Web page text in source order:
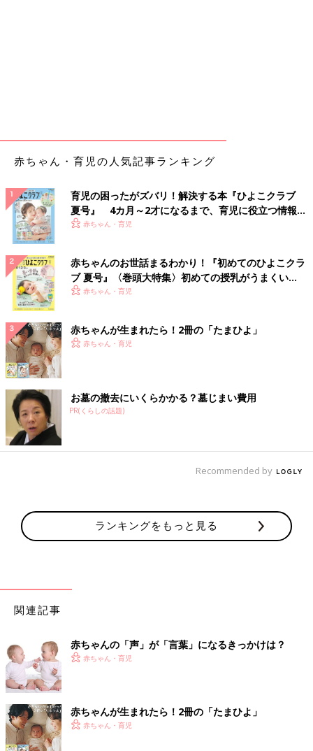
声が、言葉として聞き取れなくても日本語かどうかは何となくリ
ズムでわかりますよね。それと同じようなことです。
――胎教として、声かけの効果はあるのでしょうか？
針生 お母さんの脈拍や血圧の変化など、声かけ以外にもさまざ
まな要素が影響していると考えられるので、声かけだけを切り取
って、それがどう影響しているかということは何とも言えませ
ん。「声かけをすればいい」という単純な話ではないので、無理
して「声をかけなきゃ」と頑張るほどではないと思います。お母
さんが自然体でいられることのほうが大事ではないでしょうか。
――同じく胎教として、「クラシック音楽を聴かせるといい」と
いう話も耳にしますが、これも赤ちゃんに音楽が届いていること
よりも、お母さんがリラックスしている効果のほうが大きいので
しょうか？
針生 音楽を聴かせた場合と、聴かせなかった場合を比較して調
べられているわけではないのでわかりませんが、いずれにしても
お母さん自身がハッピーであることがいちばんなので、「この子
のために」と自分が好きでもないことを無理して実践するより
も、自分の好きなことをしているほうがいいと思います。その一
い」「これはしないほうがいい」といった情報にふりまわされ
て、赤ちゃんよりも大人のほうが精神的に参ってしまうこともあ
ります。黙っていても赤ちゃんはお母さんから栄養をとっていき
お話・監修／針生悦子先生 取材・文／香川 誠、ひよこクラブ
声かけの言葉が赤ちゃんに届きにくいと聞いて、少しガッカリし
たママ・パパもいるかもしれません。しかし生まれてすぐの赤ち
ゃんが、ほかの人の声よりもお母さんの声を好むという研究結果
もあるそうです。ホッとする話ですね。スマートフォンで情報が
簡単に手に入る時代になり、ママは「あれもこれもしなきゃ」と
なりがちですが、正しい情報ばかりとは限らないし、正しくても
すべての方法を取り入れることはできません。赤ちゃんへの声か
赤ちゃん・育児の人気記事ランキング
育児の困ったがズバリ！解決する本『ひよこクラブ
夏号』 4カ月～2才になるまで、育児に役立つ情報が
いっぱい！
赤ちゃん・育児
赤ちゃんのお世話まるわかり！『初めてのひよこクラ
ブ 夏号』〈巻頭大特集〉初めての授乳がうまくい
く！ おっぱい・ミルクの基本と夏のトラブル 解決テ
赤ちゃん・育児
赤ちゃんが生まれたら！2冊の「たまひよ」
赤ちゃん・育児
お墓の撤去にいくらかかる？墓じまい費用
PR(くらしの話題)
Recommended by
ランキングをもっと見る
関連記事
赤ちゃんの「声」が「言葉」になるきっかけは？
赤ちゃん・育児
赤ちゃんが生まれたら！2冊の「たまひよ」
赤ちゃん・育児